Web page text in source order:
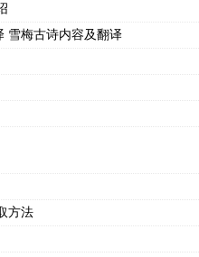
雪梅古诗内容及翻译
方法